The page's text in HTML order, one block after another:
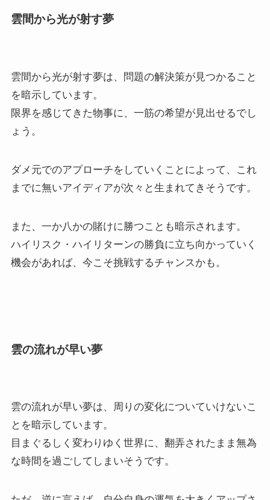
雲間から光が射す夢
雲間から光が射す夢は、問題の解決策が見つかること
を暗示しています。
限界を感じてきた物事に、一筋の希望が見出せるでし
ょう。
ダメ元でのアプローチをしていくことによって、これ
までに無いアイディアが次々と生まれてきそうです。
また、一か八かの賭けに勝つことも暗示されます。
ハイリスク・ハイリターンの勝負に立ち向かっていく
機会があれば、今こそ挑戦するチャンスかも。
雲の流れが早い夢
雲の流れが早い夢は、周りの変化についていけないこ
とを暗示しています。
目まぐるしく変わりゆく世界に、翻弄されたまま無為
な時間を過ごしてしまいそうです。